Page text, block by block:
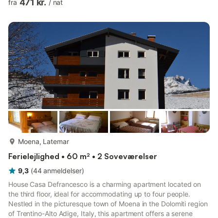
atmosfære. Slap af på sofaen i den åbne stue og nyd pejsen
plads til hyggelige måltider, mens det separate køkken med
masser af opbevaringsplads giver alt, hvad I behøver for a...
fra 471 kr. / nat
Moena, Latemar
Ferielejlighed • 60 m² • 2 Soveværelser
9,3 (44 anmeldelser)
House Casa Defrancesco is a charming apartment located on
the third floor, ideal for accommodating up to four people.
Nestled in the picturesque town of Moena in the Dolomiti region
of Trentino-Alto Adige, Italy, this apartment offers a serene